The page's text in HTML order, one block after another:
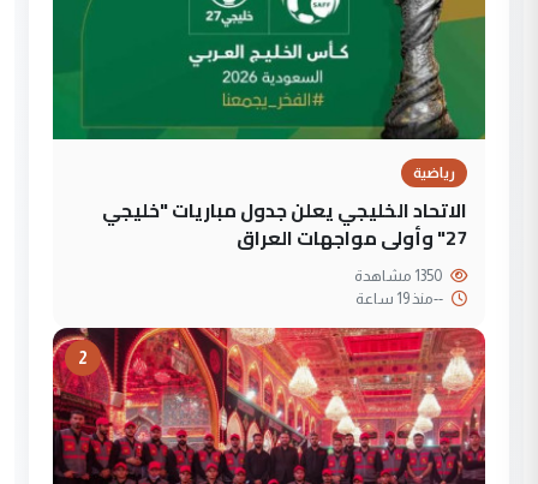
رياضية
الاتحاد الخليجي يعلن جدول مباريات "خليجي
27" وأولى مواجهات العراق
--منذ 19 ساعة
2